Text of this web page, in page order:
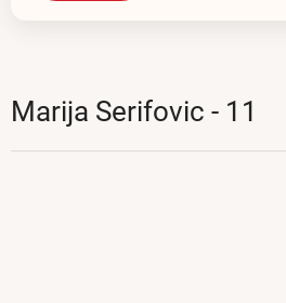
Marija Serifovic - 11